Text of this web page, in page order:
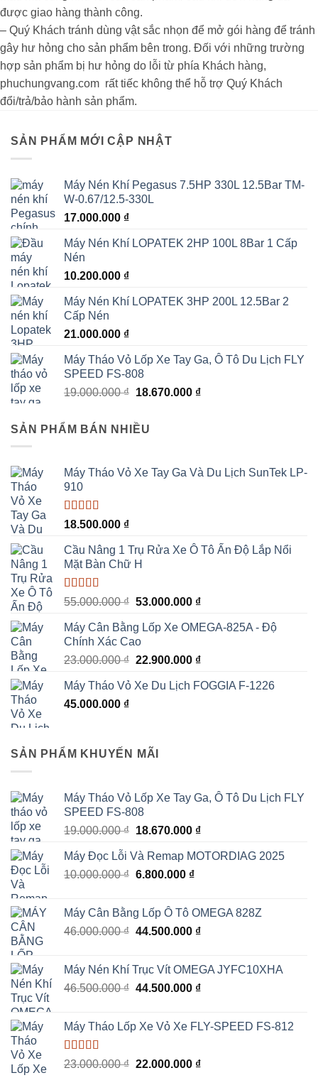
được giao hàng thành công.
– Quý Khách tránh dùng vật sắc nhọn để mở gói hàng để tránh
gây hư hỏng cho sản phẩm bên trong. Đối với những trường
hợp sản phẩm bị hư hỏng do lỗi từ phía Khách hàng,
phuchungvang.com rất tiếc không thể hỗ trợ Quý Khách
đổi/trả/bảo hành sản phẩm.
SẢN PHẨM MỚI CẬP NHẬT
Máy Nén Khí Pegasus 7.5HP 330L 12.5Bar TM-
W-0.67/12.5-330L
17.000.000 ₫
Máy Nén Khí LOPATEK 2HP 100L 8Bar 1 Cấp
Nén
10.200.000 ₫
Máy Nén Khí LOPATEK 3HP 200L 12.5Bar 2
Cấp Nén
21.000.000 ₫
Máy Tháo Vỏ Lốp Xe Tay Ga, Ô Tô Du Lịch FLY
SPEED FS-808
19.000.000₫ Giá
là:
19.000.000 ₫.
18.670.000 ₫Giá
SẢN PHẨM BÁN NHIỀU
Máy Tháo Vỏ Xe Tay Ga Và Du Lịch SunTek LP-
910
Được xếp
sao
18.500.000 ₫
Cầu Nâng 1 Trụ Rửa Xe Ô Tô Ấn Độ Lắp Nổi
Mặt Bàn Chữ H
Được xếp
sao
55.000.000₫ Giá
là:
55.000.000 ₫.
53.000.000 ₫Giá
tại
53.000.000 ₫.
Máy Cân Bằng Lốp Xe OMEGA-825A - Độ
Chính Xác Cao
23.000.000₫ Giá
là:
22.900.000 ₫Giá
tại
Máy Tháo Vỏ Xe Du Lịch FOGGIA F-1226
45.000.000 ₫
SẢN PHẨM KHUYẾN MÃI
Máy Tháo Vỏ Lốp Xe Tay Ga, Ô Tô Du Lịch FLY
SPEED FS-808
19.000.000₫ Giá
là:
19.000.000 ₫.
18.670.000 ₫Giá
tại
Máy Đọc Lỗi Và Remap MOTORDIAG 2025
10.000.000₫ Giá
10.000.000 ₫.
6.800.000 ₫Giá
là:
6.800.000 ₫.
Máy Cân Bằng Lốp Ô Tô OMEGA 828Z
46.000.000₫ Giá
46.000.000 ₫.
44.500.000 ₫Giá
là:
44.500.000 ₫.
Máy Nén Khí Trục Vít OMEGA JYFC10XHA
46.500.000₫ Giá
46.500.000 ₫.
44.500.000 ₫Giá
là:
Máy Tháo Lốp Xe Vỏ Xe FLY-SPEED FS-812
Được xếp
23.000.000₫ Giá
22.000.000 ₫Giá